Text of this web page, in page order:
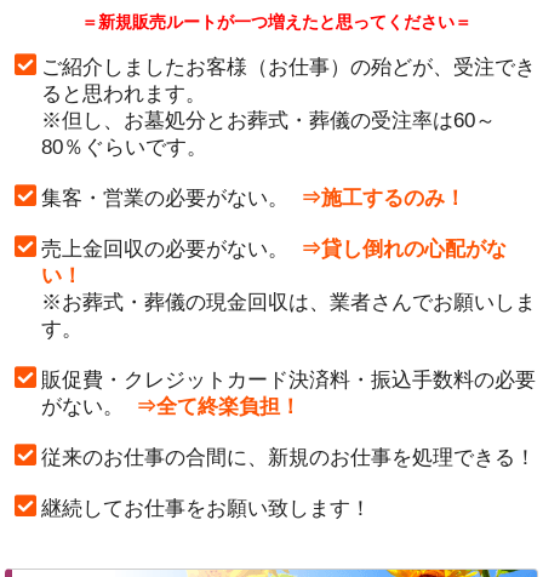
＝新規販売ルートが一つ増えたと思ってください＝
ご紹介しましたお客様（お仕事）の殆どが、受注でき
ると思われます。
※但し、お墓処分とお葬式・葬儀の受注率は60～
80％ぐらいです。
集客・営業の必要がない。 ⇒施工するのみ！
売上金回収の必要がない。
⇒貸し倒れの心配がな
い！
※お葬式・葬儀の現金回収は、業者さんでお願いしま
す。
販促費・クレジットカード決済料・振込手数料の必要
がない。
⇒全て終楽負担！
従来のお仕事の合間に、新規のお仕事を処理できる！
継続してお仕事をお願い致します！